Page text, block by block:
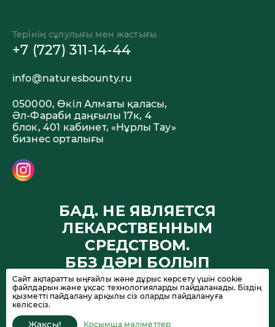
Терінің сұлулығы мен жастығы
+7 (727) 311-14-44
info@naturesbounty.ru
050000, Өкіл Алматы қаласы,
Әл-Фараби даңғылы 17к, 4
блок, 401 кабинет, «Нұрлы Тау»
бизнес орталығы
БАД. НЕ ЯВЛЯЕТСЯ
ЛЕКАРСТВЕННЫМ
СРЕДСТВОМ.
ББЗ ДӘРІ БОЛЫП
ТАБЫЛМАЙДЫ
© Nature’s Bounty, 2026. Барлық құқықтар қорғалған. 18+
Сайт ақпаратты ыңғайлы және дұрыс көрсету үшін cookie
файлдарын және ұқсас технологияларды пайдаланады. Біздің
қызметті пайдалану арқылы сіз оларды пайдалануға
келісесіз.
Қосымша мәліметтер
Жақсы!